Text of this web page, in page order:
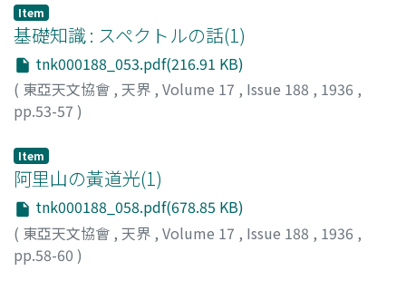
Item
基礎知識 : スペクトルの話(1)
tnk000188_053.pdf(216.91 KB)
( 東亞天文協會 , 天界 , Volume 17 , Issue 188 , 1936 ,
pp.53-57 )
Item
阿里山の黃道光(1)
tnk000188_058.pdf(678.85 KB)
( 東亞天文協會 , 天界 , Volume 17 , Issue 188 , 1936 ,
pp.58-60 )